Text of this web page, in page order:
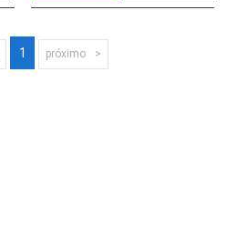
1 próximo